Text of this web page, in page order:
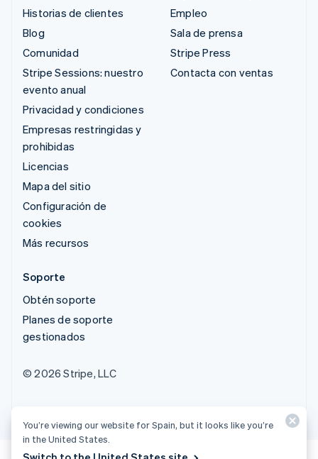
Historias de clientes
Blog
Comunidad
Stripe Sessions: nuestro
evento anual
Privacidad y condiciones
Empresas restringidas y
prohibidas
Licencias
Mapa del sitio
Configuración de
cookies
Más recursos
Empleo
Sala de prensa
Stripe Press
Contacta con ventas
Soporte
Obtén soporte
Planes de soporte
gestionados
© 2026 Stripe, LLC
You’re viewing our website for Spain, but it looks like you’re
in the United States.